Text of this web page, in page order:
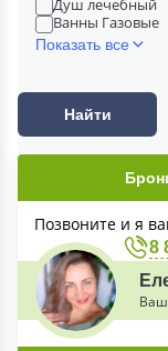
Душ лечебный
Ванны Газовые
Показать все
Найти
Позвоните и я
8